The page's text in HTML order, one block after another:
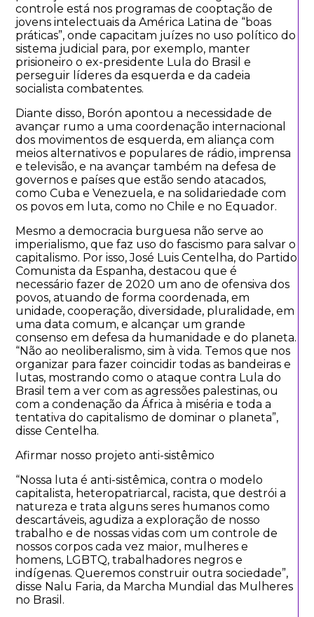
controle está nos programas de cooptação de
jovens intelectuais da América Latina de “boas
práticas”, onde capacitam juízes no uso político do
sistema judicial para, por exemplo, manter
prisioneiro o ex-presidente Lula do Brasil e
perseguir líderes da esquerda e da cadeia
socialista combatentes.
Diante disso, Borón apontou a necessidade de
avançar rumo a uma coordenação internacional
dos movimentos de esquerda, em aliança com
meios alternativos e populares de rádio, imprensa
e televisão, e na avançar também na defesa de
governos e países que estão sendo atacados,
como Cuba e Venezuela, e na solidariedade com
os povos em luta, como no Chile e no Equador.
Mesmo a democracia burguesa não serve ao
imperialismo, que faz uso do fascismo para salvar o
capitalismo. Por isso, José Luis Centelha, do Partido
Comunista da Espanha, destacou que é
necessário fazer de 2020 um ano de ofensiva dos
povos, atuando de forma coordenada, em
unidade, cooperação, diversidade, pluralidade, em
uma data comum, e alcançar um grande
consenso em defesa da humanidade e do planeta.
“Não ao neoliberalismo, sim à vida. Temos que nos
organizar para fazer coincidir todas as bandeiras e
lutas, mostrando como o ataque contra Lula do
Brasil tem a ver com as agressões palestinas, ou
com a condenação da África à miséria e toda a
tentativa do capitalismo de dominar o planeta”,
disse Centelha.
Afirmar nosso projeto anti-sistêmico
“Nossa luta é anti-sistêmica, contra o modelo
capitalista, heteropatriarcal, racista, que destrói a
natureza e trata alguns seres humanos como
descartáveis, agudiza a exploração de nosso
trabalho e de nossas vidas com um controle de
nossos corpos cada vez maior, mulheres e
homens, LGBTQ, trabalhadores negros e
indígenas. Queremos construir outra sociedade”,
disse Nalu Faria, da Marcha Mundial das Mulheres
no Brasil.